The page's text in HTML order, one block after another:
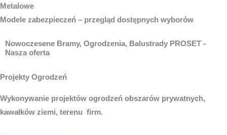
Metalowe
Modele zabezpieczeń – przegląd dostępnych wyborów
Nowoczesene Bramy, Ogrodzenia, Balustrady PROSET -
Nasza oferta
Projekty Ogrodzeń
Wykonywanie projektów ogrodzeń obszarów prywatnych,
kawałków ziemi, terenu firm.